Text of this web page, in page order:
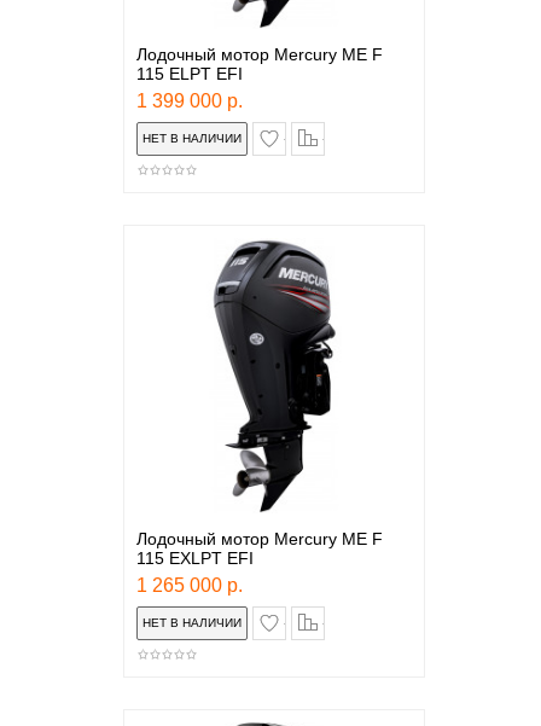
Лодочный мотор Mercury ME F
115 ELPT EFI
1 399 000 р.
в закладки
Лодочный мотор Mercury ME F
115 EXLPT EFI
1 265 000 р.
в закладки